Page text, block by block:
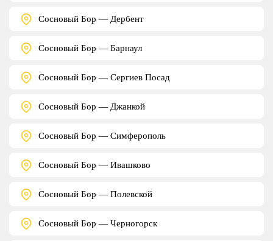
Сосновый Бор — Дербент
Сосновый Бор — Барнаул
Сосновый Бор — Сергиев Посад
Сосновый Бор — Джанкой
Сосновый Бор — Симферополь
Сосновый Бор — Ивашково
Сосновый Бор — Полевской
Сосновый Бор — Черногорск